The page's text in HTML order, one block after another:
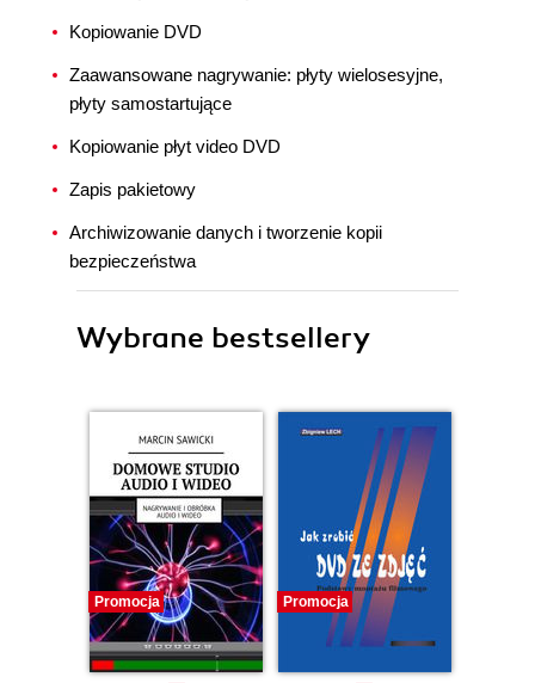
Kopiowanie DVD
Zaawansowane nagrywanie: płyty wielosesyjne,
płyty samostartujące
Kopiowanie płyt video DVD
Zapis pakietowy
Archiwizowanie danych i tworzenie kopii
bezpieczeństwa
Wybrane bestsellery
Promocja Promocja